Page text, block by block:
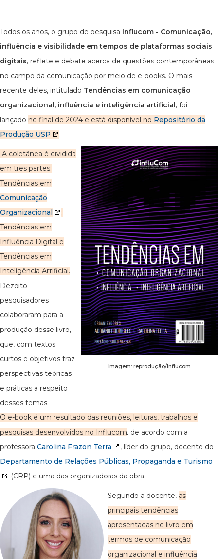
Todos os anos, o grupo de pesquisa Influcom - Comunicação,
influência e visibilidade em tempos de plataformas sociais
digitais, reflete e debate acerca de questões contemporâneas
no campo da comunicação por meio de e-books. O mais
recente deles, intitulado Tendências em comunicação
organizacional, influência e inteligência artificial, foi
lançado no final de 2024 e está disponível no Repositório da
Produção USP
.
Imagem: reprodução/Influcom.
A coletânea é dividida
em três partes:
Tendências em
Comunicação
Organizacional
;
Tendências em
Influência Digital e
Tendências em
Inteligência Artificial.
Dezoito
pesquisadores
colaboraram para a
produção desse livro,
que, com textos
curtos e objetivos traz
perspectivas teóricas
e práticas a respeito
desses temas.
O e-book é um resultado das reuniões, leituras, trabalhos e
pesquisas desenvolvidos no Influcom, de acordo com a
professora Carolina Frazon Terra
, líder do grupo, docente do
Departamento de Relações Públicas, Propaganda e Turismo
(CRP) e uma das organizadoras da obra.
Segundo a docente, as
principais tendências
apresentadas no livro em
termos de comunicação
organizacional e influência